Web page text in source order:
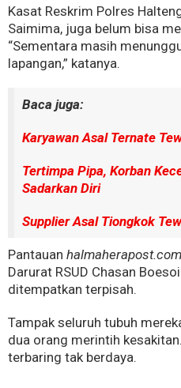
Kasat Reskrim Polres
Saimima, juga belum bisa
“Sementara masih
lapangan,” katanya.
Baca juga:
Karyawan Asal Ternate
Tertimpa Pipa, Korban
Sadarkan Diri
Supplier Asal Tiongkok
Pantauan halmaherapost.com
Darurat RSUD Chasan
ditempatkan terpisah.
Tampak seluruh tubuh
dua orang merintih
terbaring tak berdaya.